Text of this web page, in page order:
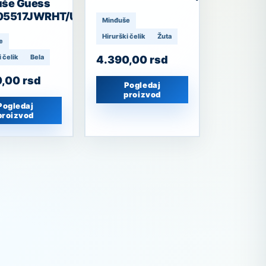
Guess
U
čelik
Bela
rsd
Minđuše
Hirurški čelik
Žuta
4.390,00rsd
Pogledaj
proizvod